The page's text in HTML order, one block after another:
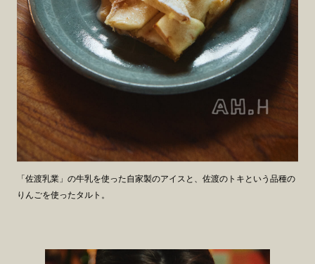
「佐渡乳業」の牛乳を使った自家製のアイスと、佐渡のトキという品種の
りんごを使ったタルト。